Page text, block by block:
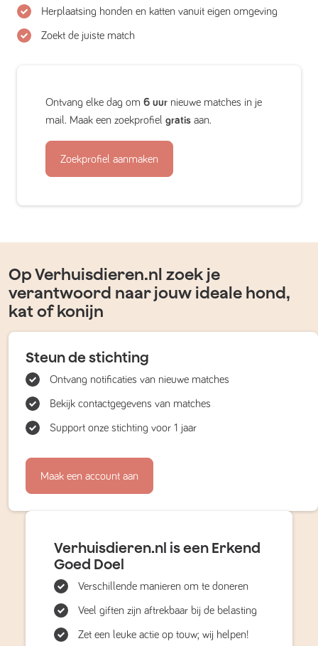
Herplaatsing honden en katten vanuit eigen omgeving
Zoekt de juiste match
Ontvang elke dag om 6 uur nieuwe matches in je
mail. Maak een zoekprofiel gratis aan.
Zoekprofiel aanmaken
Op Verhuisdieren.nl zoek je
verantwoord naar jouw ideale hond,
kat of konijn
Steun de stichting
Ontvang notificaties van nieuwe matches
Bekijk contactgegevens van matches
Support onze stichting voor 1 jaar
Maak een account aan
Verhuisdieren.nl is een Erkend
Goed Doel
Verschillende manieren om te doneren
Veel giften zijn aftrekbaar bij de belasting
Zet een leuke actie op touw; wij helpen!